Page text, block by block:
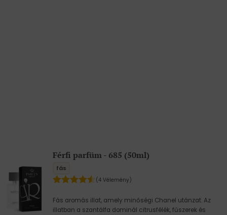
Férfi parfüm - 685 (50ml)
fás
(4 Vélemény)
Fás aromás illat, amely minőségi Chanel utánzat. Az
illatban a szantálfa dominál citrusfélék, fűszerek és